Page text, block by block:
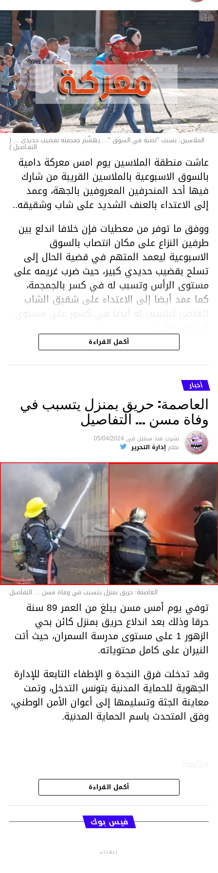
الملاسين: بسبب "نصبة في السوق "... يهشّم جمجمته بقضيب حديدي ... (
التفـاصيل )
عاشت منطقة الملاسين يوم امس معركة دامية
بالسوق الاسبوعية بالملاسين القريبة من شارك
فيها أحد المنحرفين المعروفين بالجهة، وعمد
إلى الاعتداء بالعنف الشديد على شاب وشقيقه..
ووفق ما توفر من معطيات فإن خلافا اندلع بين
طرفين النزاع على مكان انتصاب بالسوق
الاسبوعية ليعمد المتهم في قضية الحال إلى
تسلح بقضيب حديدي كبير، حيث ضرب غريمه على
مستوى الرأس وتسبب له في كسر بالجمجمة،
كما عمد أيضا إلى الاعتداء على شقيق الشاب
المتضرر ليتسبب له أيضا في كسور على مستوى
هذا وقد تمكن أعوان مركز الأمن الوطني بحي
هلال في توقيت قياسي من محاصرة المشتبه به
والقبض عليه وإحالته على التحقيق في خصوص
ما نُسبه إليه.
متابعة
قسم الاخبار
أكمل القراءة
أخبار
العاصمة: حريق بمنزل يتسبب في
وفاة مسن … التفاصيل
نشرت منذ سنتين فى 05/04/2024
بقلم إدارة التحرير
العاصمة: حريق بمنزل يتسبب في وفاة مسن ... التفاصيل
توفي يوم أمس مسن يبلغ من العمر 89 سنة
حرقا وذلك بعد اندلاع حريق بمنزل كائن بحي
الزهور 1 على مستوى مدرسة السمران، حيث أتت
النيران على كامل محتوياته.
وقد تدخلت فرق النجدة و الإطفاء التابعة للإدارة
الجهوية للحماية المدنية بتونس التدخل، وتمت
معاينة الجثة وتسليمها إلى أعوان الأمن الوطني،
وفق المتحدث باسم الحماية المدنية.
قسم الاخبار
أكمل القراءة
فيس بوك
إعلانات